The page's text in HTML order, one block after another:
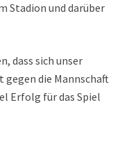
Stadion und darüber
dass sich unser
die Mannschaft
Erfolg für das Spiel